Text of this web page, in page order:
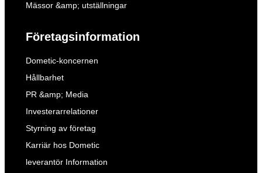
Mässor &amp; utställningar
Företagsinformation
Dometic-koncernen
Hållbarhet
PR &amp; Media
Investerarrelationer
Styrning av företag
Karriär hos Dometic
leverantör Information